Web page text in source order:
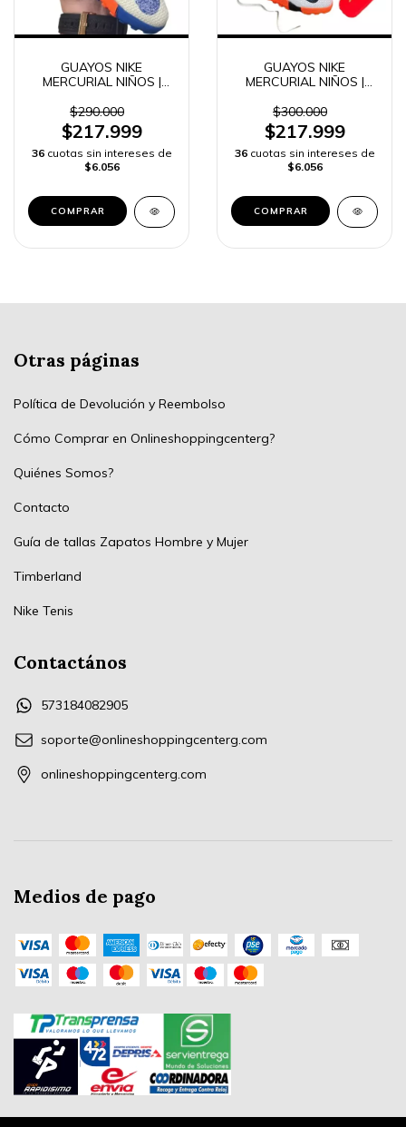
GUAYOS NIKE
MERCURIAL NIÑOS |
$290.000
$217.999
36 cuotas sin intereses de
$6.056
COMPRAR
GUAYOS NIKE
MERCURIAL NIÑOS |
$300.000
$217.999
36 cuotas sin intereses de
$6.056
COMPRAR
Otras páginas
Política de Devolución y Reembolso
Cómo Comprar en Onlineshoppingcenterg?
Quiénes Somos?
Contacto
Guía de tallas Zapatos Hombre y Mujer
Timberland
Nike Tenis
Contactános
573184082905
soporte@onlineshoppingcenterg.com
onlineshoppingcenterg.com
Medios de pago